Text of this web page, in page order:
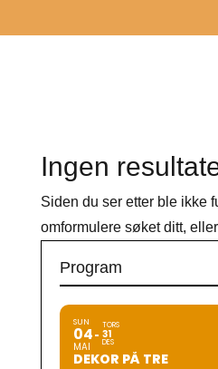
Ingen
Siden du ser etter ble ikke
omformulere søket ditt,
Program
SUN
04
MAI
TORS
31
DES
DEKOR PÅ TRE